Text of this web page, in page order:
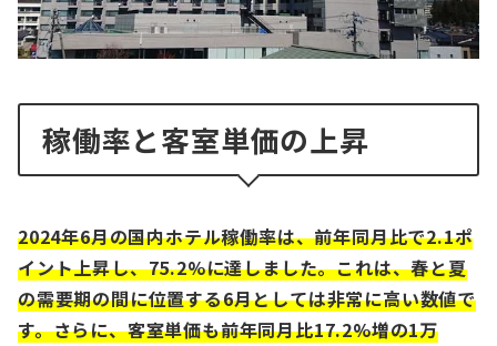
稼働率と客室単価の上昇
2024年6月の国内ホテル稼働率は、前年同月比で2.1ポ
イント上昇し、75.2%に達しました。これは、春と夏
の需要期の間に位置する6月としては非常に高い数値で
す。さらに、客室単価も前年同月比17.2%増の1万